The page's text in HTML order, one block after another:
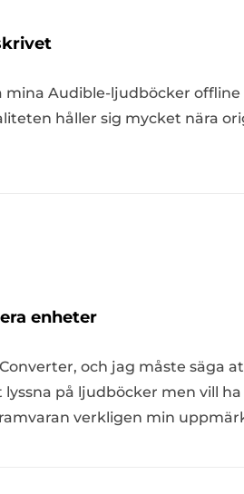
Audible-ljudböcker offline
håller sig mycket nära
enheter
och jag måste säga
på ljudböcker men vill
verkligen min